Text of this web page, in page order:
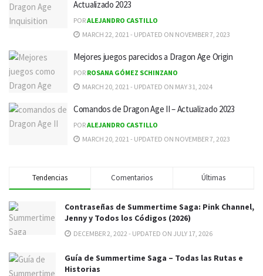
Actualizado 2023
PORALEJANDRO CASTILLO
MARCH 22, 2021 - UPDATED ON NOVEMBER 7, 2023
Mejores juegos parecidos a Dragon Age Origin
POR ROSANA GÓMEZ SCHINZANO
MARCH 20, 2021 - UPDATED ON MAY 31, 2024
Comandos de Dragon Age II – Actualizado 2023
PORALEJANDRO CASTILLO
MARCH 20, 2021 - UPDATED ON NOVEMBER 7, 2023
Tendencias Comentarios Últimas
Contraseñas de Summertime Saga: Pink Channel,
Jenny y Todos los Códigos (2026)
DECEMBER 2, 2022 - UPDATED ON JULY 17, 2026
Guía de Summertime Saga – Todas las Rutas e
Historias